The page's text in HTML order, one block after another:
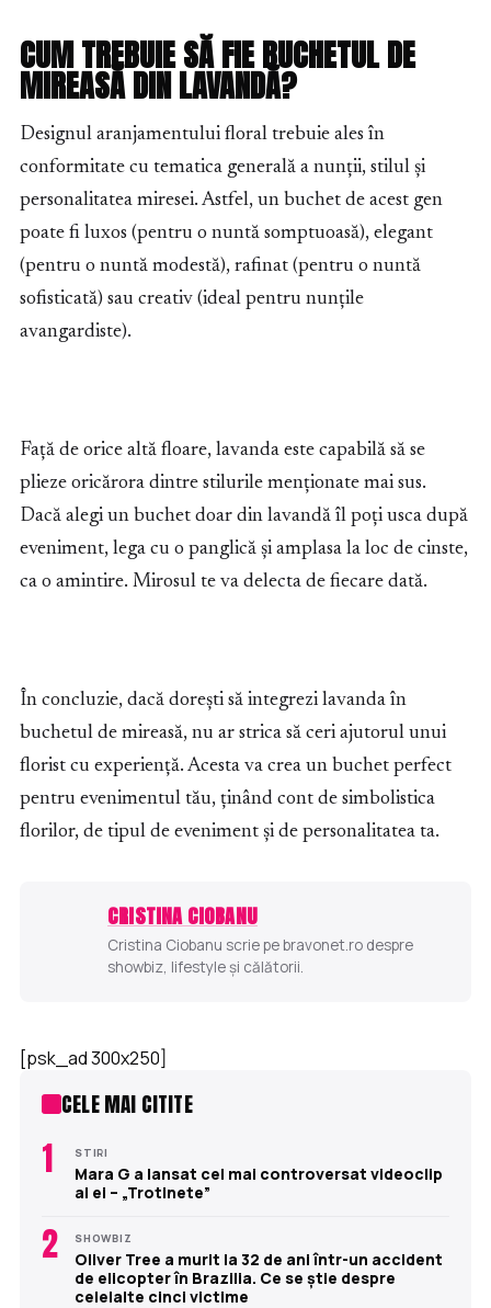
CUM TREBUIE SĂ FIE BUCHETUL DE
MIREASĂ DIN LAVANDĂ?
Designul aranjamentului floral trebuie ales în
conformitate cu tematica generală a nunții, stilul și
personalitatea miresei. Astfel, un buchet de acest gen
poate fi luxos (pentru o nuntă somptuoasă), elegant
(pentru o nuntă modestă), rafinat (pentru o nuntă
sofisticată) sau creativ (ideal pentru nunțile
avangardiste).
Față de orice altă floare, lavanda este capabilă să se
plieze oricărora dintre stilurile menționate mai sus.
Dacă alegi un buchet doar din lavandă îl poți usca după
eveniment, lega cu o panglică și amplasa la loc de cinste,
ca o amintire. Mirosul te va delecta de fiecare dată.
În concluzie, dacă dorești să integrezi lavanda în
buchetul de mireasă, nu ar strica să ceri ajutorul unui
florist cu experiență. Acesta va crea un buchet perfect
pentru evenimentul tău, ținând cont de simbolistica
florilor, de tipul de eveniment și de personalitatea ta.
CRISTINA CIOBANU
Cristina Ciobanu scrie pe bravonet.ro despre
showbiz, lifestyle și călătorii.
[psk_ad 300x250]
CELE MAI CITITE
1 STIRI
Mara G a lansat cel mai controversat videoclip
al ei – „Trotinete”
2 SHOWBIZ
Oliver Tree a murit la 32 de ani într-un accident
de elicopter în Brazilia. Ce se știe despre
celelalte cinci victime